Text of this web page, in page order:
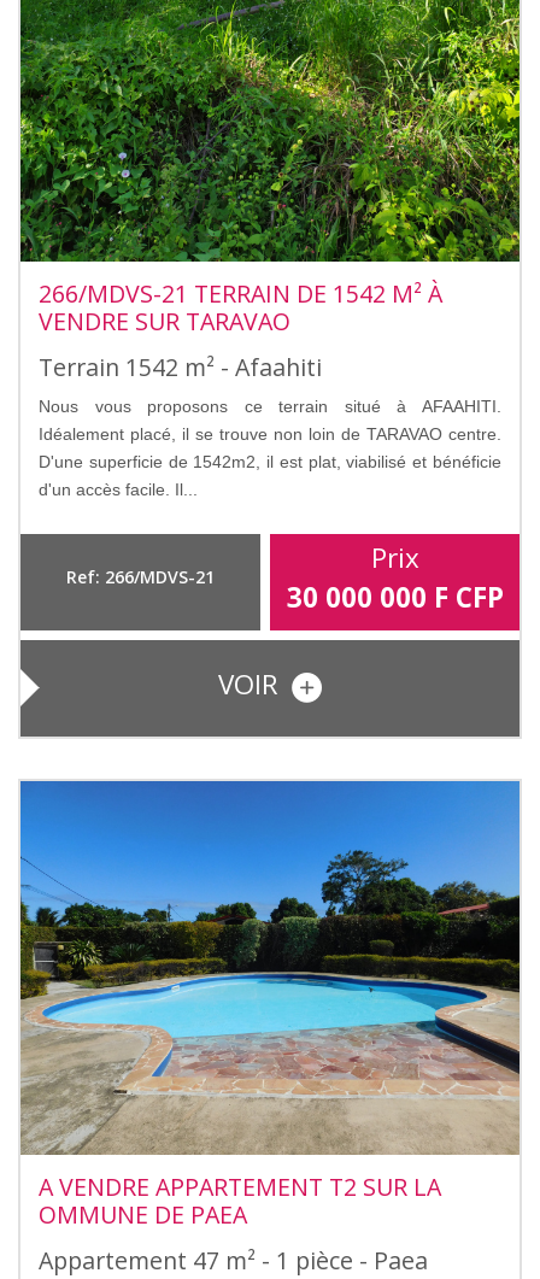
266/MDVS-21 TERRAIN DE 1542 M² À
VENDRE SUR TARAVAO
Terrain 1542 m² - Afaahiti
Nous vous proposons ce terrain situé à AFAAHITI.
Idéalement placé, il se trouve non loin de TARAVAO centre.
D'une superficie de 1542m2, il est plat, viabilisé et bénéficie
d'un accès facile. Il...
Ref: 266/MDVS-21
Prix
30 000 000 F CFP
VOIR
A VENDRE APPARTEMENT T2 SUR LA
OMMUNE DE PAEA
Appartement 47 m² - 1 pièce - Paea